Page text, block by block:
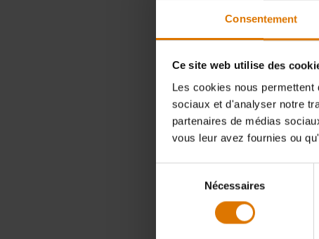
Consentement
Ce site web utilise des
Les cookies nous
sociaux et d'analyser notre
partenaires de médias
vous leur avez fournies ou
consentement
Nécessaires
39,99 €
TVA incluse
Color